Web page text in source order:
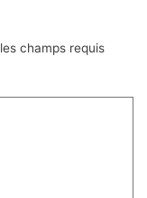
les champs requis